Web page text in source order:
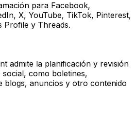
para Facebook,
X, YouTube, TikTok, Pinterest,
Profile y Threads.
admite la planificación y revisión
como boletines,
blogs, anuncios y otro contenido